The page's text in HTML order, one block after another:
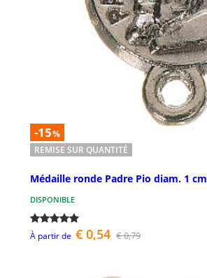
-15%
REMISE SUR QUANTITÉ
Médaille ronde Padre Pio diam. 1 cm
DISPONIBLE
À partir de € 0,54 € 0,79